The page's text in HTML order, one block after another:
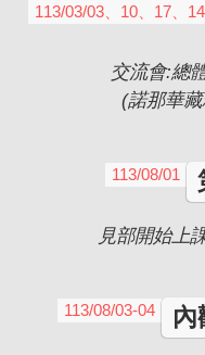
113/03/03、10、17、14
交流會:總
(諾那華
113/08/01
見部開始上
內
113/08/03-04